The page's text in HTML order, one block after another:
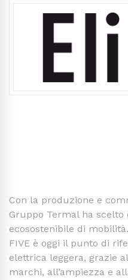
Con la produzione e
Gruppo Termal ha scelto
ecosostenibile di mobilità.
FIVE è oggi il punto di
elettrica leggera, grazie
marchi, all’ampiezza e